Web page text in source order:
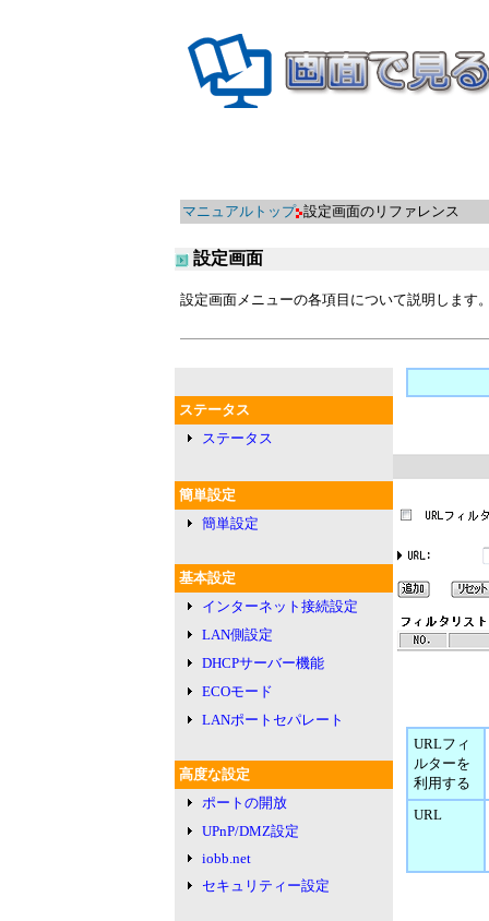
マニュアルトップ 設定画面のリファレンス
設定画面
設定画面メニューの各項目について説明します
ステータス
ステータス
簡単設定
簡単設定
基本設定
インターネット接続設定
LAN側設定
DHCPサーバー機能
ECOモード
LANポートセパレート
高度な設定
ポートの開放
UPnP/DMZ設定
iobb.net
セキュリティー設定
URLフィ
ルターを
利用する
URL